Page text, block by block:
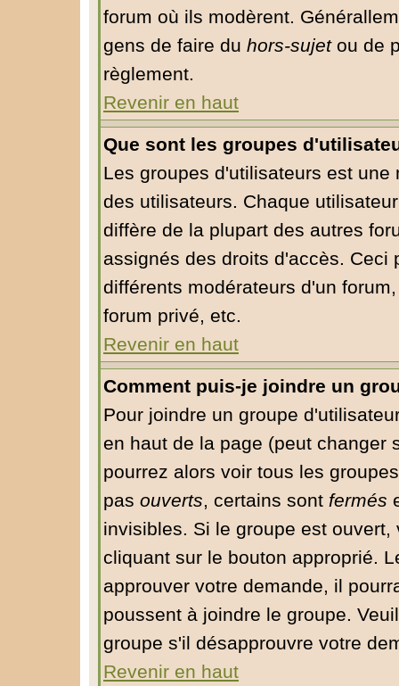
forum où ils modèrent.
gens de faire du hors-sujetou de
règlement.
Revenir en haut
Que sont les groupes
Les groupes d'utilisateurs est
des utilisateurs. Chaque
diffère de la plupart des autres
assignés des droits d'accès. Ceci
différents modérateurs d'un
forum privé, etc.
Revenir en haut
Comment puis-je joindre un
Pour joindre un groupe
en haut de la page (peut changer
pourrez alors voir tous les
pas ouverts, certains sont fermés
invisibles. Si le groupe est
cliquant sur le bouton approprié.
approuver votre demande, il
poussent à joindre le groupe.
groupe s'il désapprouvre votre
Revenir en haut